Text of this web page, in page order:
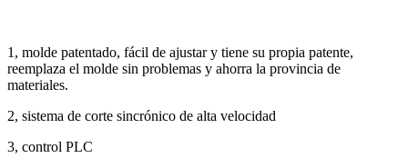
1, molde patentado, fácil de ajustar y tiene su propia patente,
reemplaza el molde sin problemas y ahorra la provincia de
materiales.
2, sistema de corte sincrónico de alta velocidad
3, control PLC